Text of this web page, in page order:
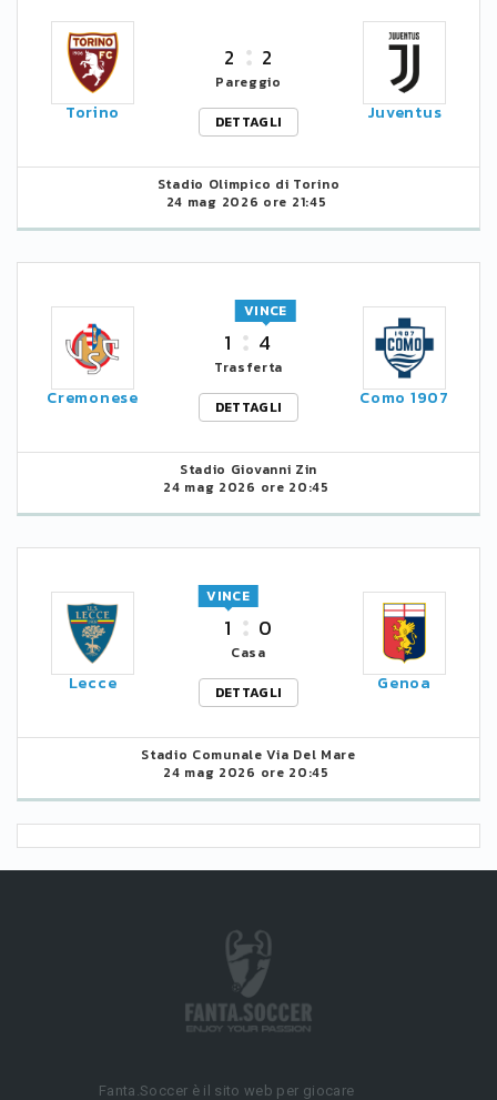
Torino
2 2
Pareggio
DETTAGLI
Juventus
Stadio Olimpico di Torino
24 mag 2026 ore 21:45
Cremonese
1 4
VINCE
Trasferta
DETTAGLI
Como 1907
Stadio Giovanni Zin
24 mag 2026 ore 20:45
Lecce
1
VINCE
0
Casa
DETTAGLI
Genoa
Stadio Comunale Via Del Mare
24 mag 2026 ore 20:45
Fanta.Soccer è il sito web per giocare